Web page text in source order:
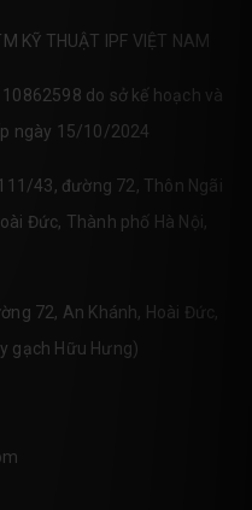
KỸ THUẬT IPF VIỆT NAM
do sở kế hoạch và
ngày 15/10/2024
43, đường 72, Thôn Ngãi
Đức, Thành phố Hà Nội,
72, An Khánh, Hoài Đức,
gạch Hữu Hưng)